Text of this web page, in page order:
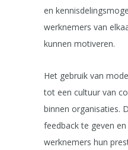
en
werknemers van
kunnen motiveren.
Het gebruik van
tot een cultuur van
binnen organisaties.
feedback te geven
werknemers hun